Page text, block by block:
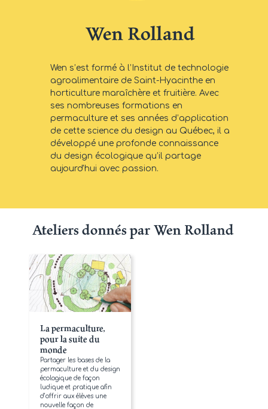
Wen Rolland
Wen s’est formé à l’Institut de technologie
agroalimentaire de Saint-Hyacinthe en
horticulture maraîchère et fruitière. Avec
ses nombreuses formations en
permaculture et ses années d’application
de cette science du design au Québec, il a
développé une profonde connaissance
du design écologique qu’il partage
aujourd'hui avec passion.
Ateliers donnés par Wen Rolland
La permaculture,
pour la suite du
monde
Partager les bases de la
permaculture et du design
écologique de façon
ludique et pratique afin
d’offrir aux élèves une
nouvelle façon de